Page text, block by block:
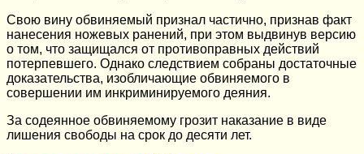
Свою вину обвиняемый признал частично, признав факт
нанесения ножевых ранений, при этом выдвинув версию
о том, что защищался от противоправных действий
потерпевшего. Однако следствием собраны достаточные
доказательства, изобличающие обвиняемого в
совершении им инкриминируемого деяния.
За содеянное обвиняемому грозит наказание в виде
лишения свободы на срок до десяти лет.